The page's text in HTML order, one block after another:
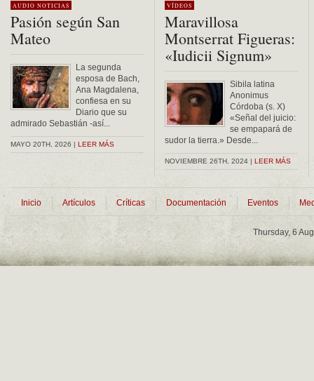
AUDIO NOTICIAS
Pasión según San
Mateo
La segunda
esposa de Bach,
Ana Magdalena,
confiesa en su
Diario que su
admirado Sebastián -así...
MAYO 20TH, 2026 | LEER MÁS
VÍDEOS
Maravillosa
Montserrat Figueras:
«Iudicii Signum»
Sibila latina
Anonimus
Córdoba (s. X)
«Señal del juicio:
se empapará de
sudor la tierra.» Desde...
NOVIEMBRE 26TH, 2024 | LEER MÁS
Inicio Artículos Críticas Documentación Eventos
Thursday, 6